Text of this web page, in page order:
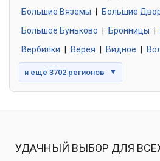
Большие Вяземы
Большие
Большое Буньково
Бронницы
Вербилки
Верея Видное
и ещё 3702 регионов ▼
УДАЧНЫЙ ВЫБОР ДЛЯ